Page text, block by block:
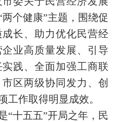
个健康”主题，围绕促
长、助力优化民营经
业高质量发展、引导
践、全面加强工商联
区两级协同发力、创
工作取得明显成效。
“十五五”开局之年，民